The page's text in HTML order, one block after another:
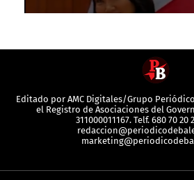
Editado por AMC Digitales/Grupo
el Registro de Asociaciones del
311000011167. Telf. 680 70